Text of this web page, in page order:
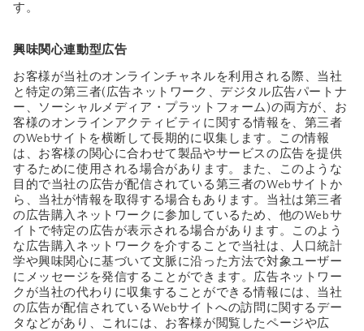
す。
興味関心連動型広告
お客様が当社のオンラインチャネルを利用される際、当社
と特定の第三者(広告ネットワーク、デジタル広告パートナ
ー、ソーシャルメディア・プラットフォーム)の両方が、お
客様のオンラインアクティビティに関する情報を、第三者
のWebサイトを横断して長期的に収集します。この情報
は、お客様の関心に合わせて製品やサービスの広告を提供
するために使用される場合があります。また、このような
目的で当社の広告が配信されている第三者のWebサイトか
ら、当社が情報を取得する場合もあります。当社は第三者
の広告購入ネットワークに参加しているため、他のWebサ
イトで特定の広告が表示される場合があります。このよう
な広告購入ネットワークを介することで当社は、人口統計
学や興味関心に基づいて文脈に沿った方法で対象ユーザー
にメッセージを発信することができます。広告ネットワー
クが当社の代わりに収集することができる情報には、当社
の広告が配信されているWebサイトへの訪問に関するデー
タなどがあり、これには、お客様が閲覧したページや広